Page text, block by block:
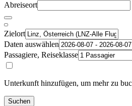
Abreiseort
Zielort
Daten auswählen
Passagiere, Reiseklasse
Unterkunft hinzufügen, um mehr zu
Suchen